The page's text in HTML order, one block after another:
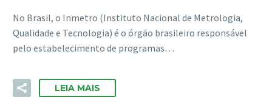
No Brasil, o Inmetro (Instituto Nacional de Metrologia,
Qualidade e Tecnologia) é o órgão brasileiro responsável
pelo estabelecimento de programas…
LEIA MAIS